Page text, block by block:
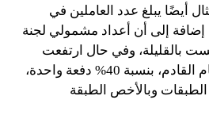
أيضًا يبلغ عدد العاملين في
إضافة إلى أن أعداد مشمولي لجنة
ليست بالقليلة، وفي حال ارتفعت
الأسعار، طبقًا لميزانية العام القادم، بنسبة 40% دفعة واحدة،
وبالأخص الطبقة